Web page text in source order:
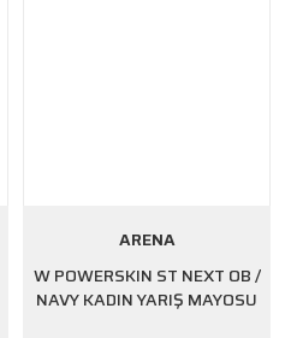
ARENA
W POWERSKIN ST NEXT OB /
NAVY KADIN YARIŞ MAYOSU